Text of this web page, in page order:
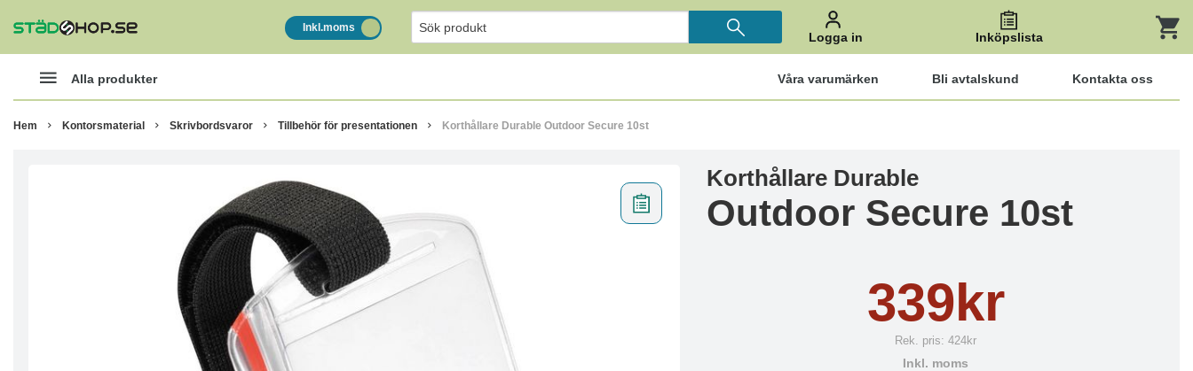
Inkl.moms
Logga in Inköpslista
Alla produkter Våra varumärken Bli avtalskund Kontakta oss
Hem Kontorsmaterial Skrivbordsvaror Tillbehör för presentationen Korthållare Durable Outdoor Secure 10st
Korthållare Durable
Outdoor Secure 10st
339kr
Rek. pris:424kr
Inkl. moms